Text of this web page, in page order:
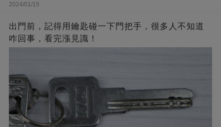
2024/01/15
出門前，記得用鑰匙碰一下門把手，很多人不知道
咋回事，看完漲見識！